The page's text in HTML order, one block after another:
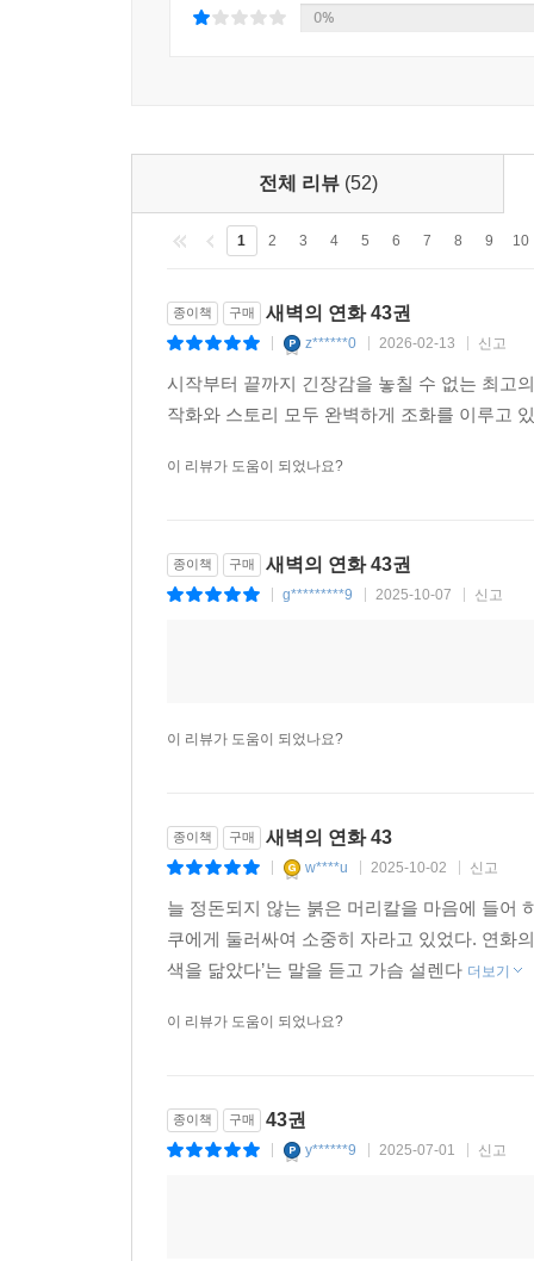
0%
전체 리뷰 (52)
1 2 3 4 5 6 7 8 9 10
종이책 구매 새벽의 연화 43권
z******0 2026-02-13 신고
시작부터 끝까지 긴장감을 놓칠 수 없는 최고
작화와 스토리 모두 완벽하게 조화를 이루고
이 리뷰가 도움이 되었나요?
종이책 구매 새벽의 연화 43권
g*********9 2025-10-07 신고
이 리뷰가 도움이 되었나요?
종이책 구매 새벽의 연화 43
w****u 2025-10-02 신고
늘 정돈되지 않는 붉은 머리칼을 마음에 들어
쿠에게 둘러싸여 소중히 자라고 있었다. 연화
색을 닮았다’는 말을 듣고 가슴 설렌다 더보기
이 리뷰가 도움이 되었나요?
종이책 구매 43권
y******9 2025-07-01 신고